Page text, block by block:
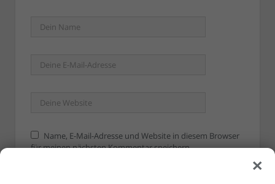
Name, E-Mail-Adresse und Website in diesem Browser
für meinen nächsten Kommentar speichern.
×